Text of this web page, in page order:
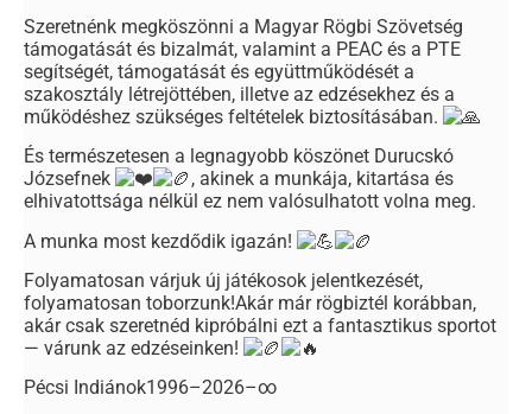
Szeretnénk megköszönni a Magyar Rögbi Szövetség
támogatását és bizalmát, valamint a PEAC és a PTE
segítségét, támogatását és együttműködését a
szakosztály létrejöttében, illetve az edzésekhez és a
működéshez szükséges feltételek biztosításában.
És természetesen a legnagyobb köszönet Durucskó
Józsefnek
, akinek a munkája, kitartása és
elhivatottsága nélkül ez nem valósulhatott volna meg.
A munka most kezdődik igazán!
Folyamatosan várjuk új játékosok jelentkezését,
folyamatosan toborzunk!Akár már rögbiztél korábban,
akár csak szeretnéd kipróbálni ezt a fantasztikus sportot
— várunk az edzéseinken!
Pécsi Indiánok1996–2026–∞